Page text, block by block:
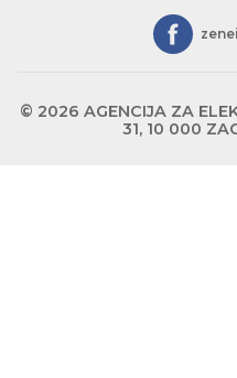
© 2026 AGENCIJA ZA
31, 10 000